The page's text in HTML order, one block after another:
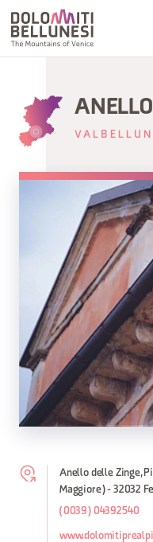
Anello delle Zinge,
Maggiore) - 32032
(0039) 04392540